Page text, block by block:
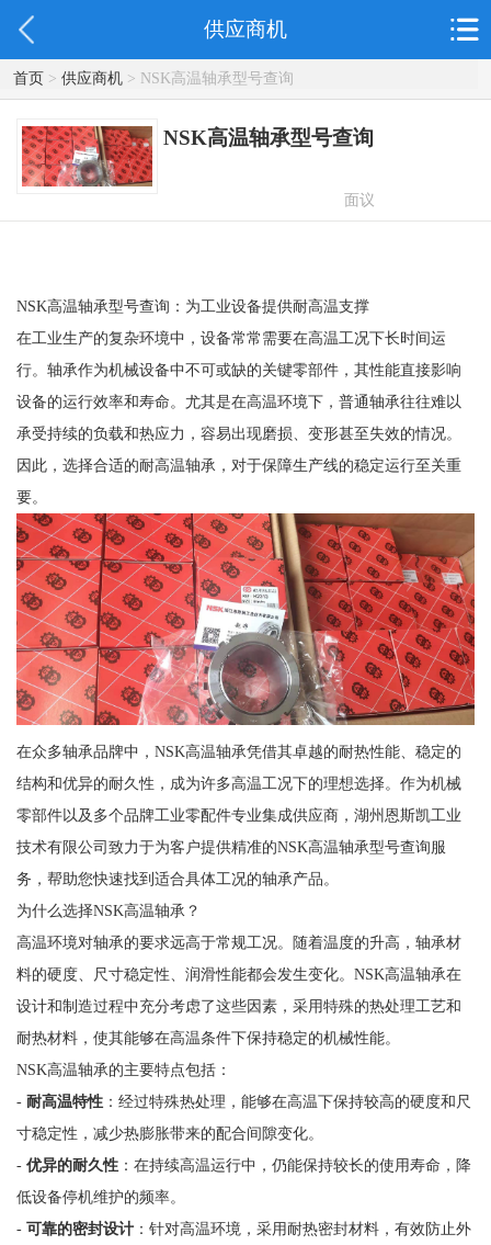
供应商机
首页> 供应商机> NSK高温轴承型号查询
NSK高温轴承型号查询
面议
NSK高温轴承型号查询：为工业设备提供耐高温支撑
在工业生产的复杂环境中，设备常常需要在高温工况下长时间运
行。轴承作为机械设备中不可或缺的关键零部件，其性能直接影响
设备的运行效率和寿命。尤其是在高温环境下，普通轴承往往难以
承受持续的负载和热应力，容易出现磨损、变形甚至失效的情况。
因此，选择合适的耐高温轴承，对于保障生产线的稳定运行至关重
要。
在众多轴承品牌中，NSK高温轴承凭借其卓越的耐热性能、稳定的
结构和优异的耐久性，成为许多高温工况下的理想选择。作为机械
零部件以及多个品牌工业零配件专业集成供应商，湖州恩斯凯工业
技术有限公司致力于为客户提供精准的NSK高温轴承型号查询服
务，帮助您快速找到适合具体工况的轴承产品。
为什么选择NSK高温轴承？
高温环境对轴承的要求远高于常规工况。随着温度的升高，轴承材
料的硬度、尺寸稳定性、润滑性能都会发生变化。NSK高温轴承在
设计和制造过程中充分考虑了这些因素，采用特殊的热处理工艺和
耐热材料，使其能够在高温条件下保持稳定的机械性能。
NSK高温轴承的主要特点包括：
- 耐高温特性：经过特殊热处理，能够在高温下保持较高的硬度和尺
寸稳定性，减少热膨胀带来的配合间隙变化。
- 优异的耐久性：在持续高温运行中，仍能保持较长的使用寿命，降
低设备停机维护的频率。
- 可靠的密封设计：针对高温环境，采用耐热密封材料，有效防止外